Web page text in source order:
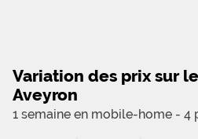
Variation des prix sur
Aveyron
1 semaine en mobile-home - 4